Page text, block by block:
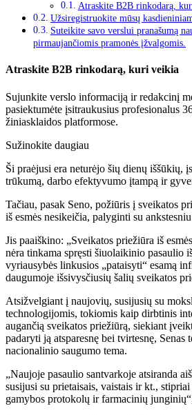
Atraskite B2B rinkodarą,
Užsiregistruokite mūsų
Suteikite savo verslui pranašumą
pirmaujančiomis pramonės įžvalgomis.
Atraskite B2B rinkodarą, kuri veikia
Sujunkite verslo informaciją ir redakcinį
pasiektumėte įsitraukusius profesionalus
žiniasklaidos platformose.
Sužinokite daugiau
Ši praėjusi era neturėjo šių dienų iššūkių,
trūkumą, darbo efektyvumo įtampą ir
Tačiau, pasak Seno, požiūris į sveikatos
iš esmės nesikeičia, palyginti su
Jis paaiškino: „Sveikatos priežiūra iš
nėra tinkama spręsti šiuolaikinio pasaulio
vyriausybės linkusios „pataisyti“ esamą
daugumoje išsivysčiusių šalių sveikatos
Atsižvelgiant į naujovių, susijusių su
technologijomis, tokiomis kaip dirbtinis
augančią sveikatos priežiūrą, siekiant
padaryti ją atsparesnę bei tvirtesnę, Senas
nacionalinio saugumo tema.
„Naujoje pasaulio santvarkoje atsiranda
susijusi su prietaisais, vaistais ir kt.,
gamybos protokolų ir farmacinių